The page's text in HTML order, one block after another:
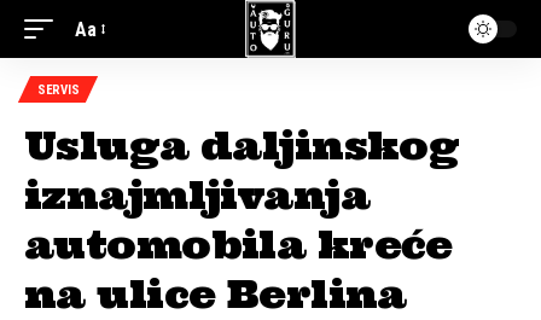
Aa
SERVIS
Usluga daljinskog
iznajmljivanja
automobila kreće
na ulice Berlina